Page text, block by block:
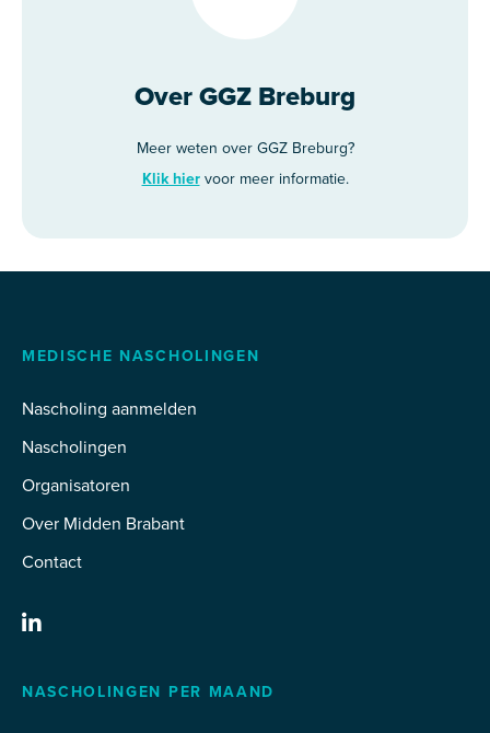
Over GGZ Breburg
Meer weten over GGZ Breburg?
Klik hiervoor meer informatie.
MEDISCHE NASCHOLINGEN
Nascholing aanmelden
Nascholingen
Organisatoren
Over Midden Brabant
Contact
NASCHOLINGEN PER MAAND